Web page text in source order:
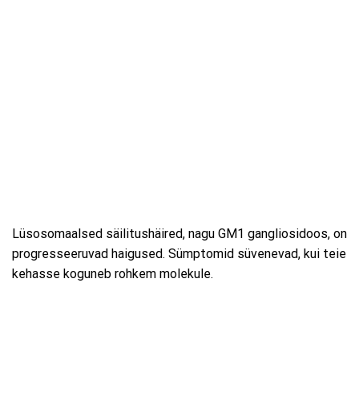
Lüsosomaalsed säilitushäired, nagu GM1 gangliosidoos, on
progresseeruvad haigused. Sümptomid süvenevad, kui teie
kehasse koguneb rohkem molekule.